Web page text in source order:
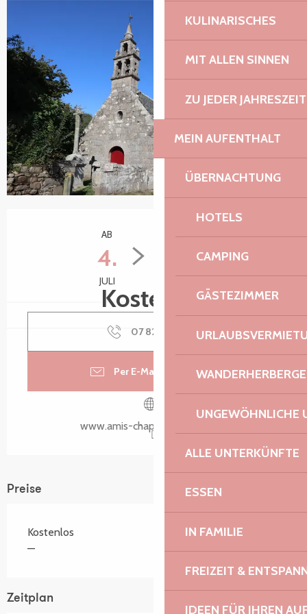
KULINARISCHES
MIT ALLEN SINNEN
ZU JEDER JAHRESZEIT
MEIN AUFENTHALT
ÜBERNACHTUNG
HOTELS
CAMPING
GÄSTEZIMMER
UNGEWÖHNLICHE
ALLE UNTERKÜNFTE
ESSEN
IN FAMILIE
FREIZEIT &
IDEEN FÜR IHREN
Öffnungszeiten & Kontaktdaten
AB
4.
JULI
BIS ZUM
15.
Kostenlos
07 82 21 05 ▒▒
Per E-Mail kontaktieren
www.amis-chapelle-penvern.fr
Preise
Kostenlos
—
Zeitplan